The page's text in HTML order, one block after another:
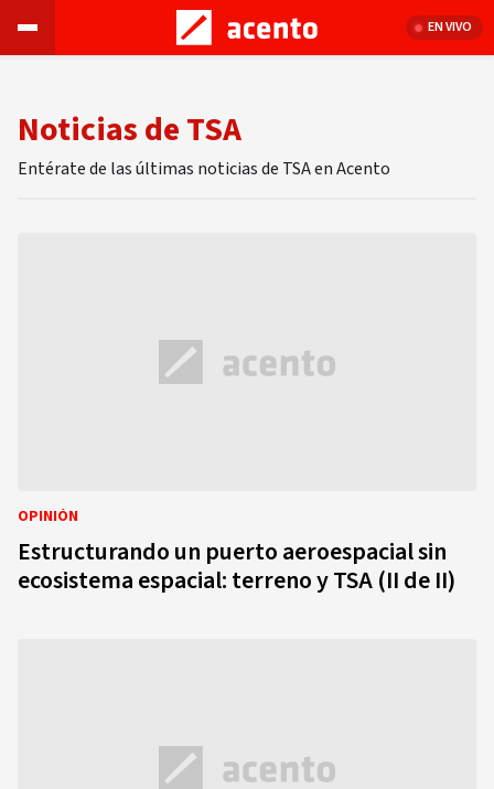
EN VIVO
Noticias de TSA
Entérate de las últimas noticias de TSA en Acento
OPINIÓN
Estructurando un puerto aeroespacial sin
ecosistema espacial: terreno y TSA (II de II)